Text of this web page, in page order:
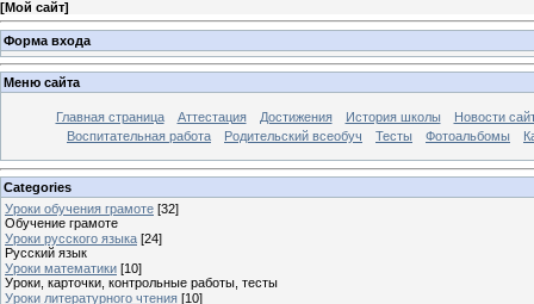
[Мой сайт]
Форма входа
Меню сайта
Главная страница Аттестация Достижения История школы
Новости
Воспитательная работа
Родительский всеобуч Тесты Фотоальбомы
Categories
Уроки обучения грамоте [32]
Обучение грамоте
Уроки русского языка [24]
Русский язык
Уроки математики [10]
Уроки, карточки, контрольные работы, тесты
Уроки литературного чтения [10]